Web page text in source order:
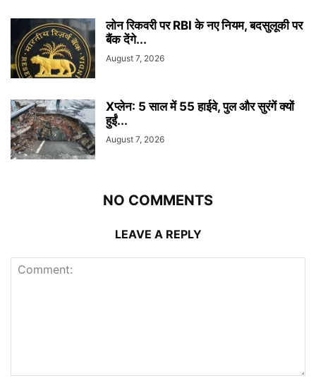
लोन रिकवरी पर RBI के नए नियम, बदसुलूकी पर
बैंक देंगे...
August 7, 2026
Xप्लेन: 5 साल में 55 हाईवे, पुल और सुरंगें क्यों
हुईं...
August 7, 2026
NO COMMENTS
LEAVE A REPLY